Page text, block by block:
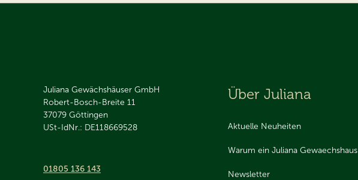
Juliana Gewächshäuser GmbH
Robert-Bosch-Breite 11
37079 Göttingen
USt-IdNr.: DE118669528
01805 136 143
Über Juliana
Aktuelle Neuheiten
Warum ein Juliana Gewaechshaus
Newsletter